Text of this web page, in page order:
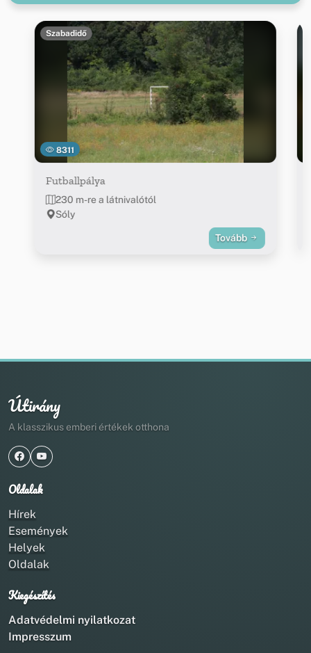
8311
Szabadidő
Futballpálya
230 m-re a látnivalótól
Sóly
Tovább
Útirány
A klasszikus emberi értékek otthona
Oldalak
Hírek
Események
Helyek
Oldalak
Kiegészítés
Adatvédelmi nyilatkozat
Impresszum